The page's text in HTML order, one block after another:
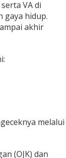
VA di
gaya hidup.
akhir
melalui
(OJK) dan